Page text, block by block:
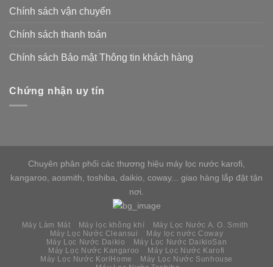
Chính sách vận chuyển
Chính sách thanh toán
Chính sách Bảo mật Thông tin khách hàng
Chứng nhận uy tín
Chuyên phân phối các thương hiệu máy lọc nước karofi,
kangaroo, aosmith, toshiba, daikio, coway... giao hàng lắp đặt tận
nơi.
Máy Làm Mát Máy lọc không khí
Máy Lọc Nước A. O. Smith
Máy Lọc Nước Cleansui
Máy lọc nước Coway
Máy Lọc Nước Daikio
Máy Lọc Nước DaikioSan
Máy Lọc Nước Kangaroo
Máy Lọc Nước Karofi
Máy Lọc Nước KoriHome
Máy Lọc Nước Sunhouse